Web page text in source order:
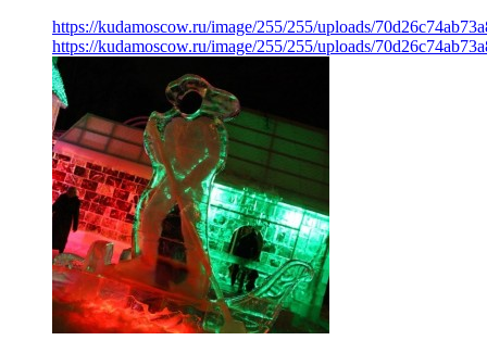
https://kudamoscow.ru/image/255/255/uploads/
https://kudamoscow.ru/image/255/255/uploads/